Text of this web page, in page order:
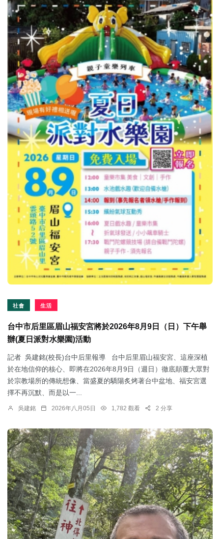
社會 生活
台中市后里區眉山福安宮將於2026年8月9日（日）下午舉
辦(夏日派對水樂園)活動
記者 吳建銘(校長)台中后里報導 台中后里眉山福安宮、這座深植
於在地信仰的核心、即將在2026年8月9日（週日）徹底顛覆大眾對
於宗教場所的傳統想像、當盛夏的驕陽炙烤著台中盆地、福安宮選
擇不再沉默、而是以一...
吳建銘 2026年八月05日 1,782 觀看 2 分享